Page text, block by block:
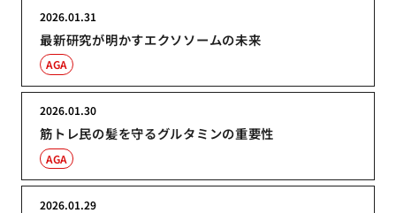
最新研究が明かすエクソソームの未来
2026.01.31
AGA
筋トレ民の髪を守るグルタミンの重要性
2026.01.30
AGA
2026.01.29